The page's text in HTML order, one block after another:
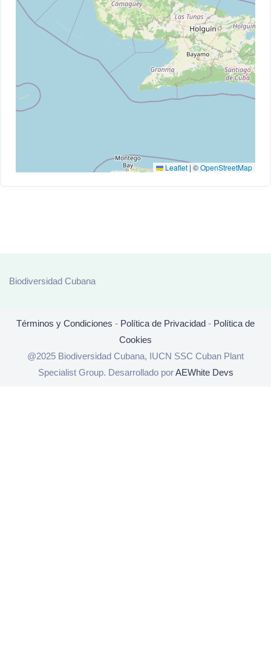
Leaflet | ©OpenStreetMap
Biodiversidad Cubana
Términos y Condiciones - Política de Privacidad - Política de
Cookies
@2025 Biodiversidad Cubana, IUCN SSC Cuban Plant
Specialist Group. Desarrollado porAEWhite Devs